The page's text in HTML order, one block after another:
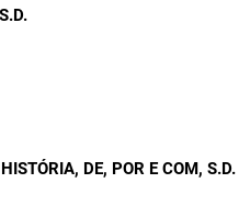
DE, POR E COM, S.D.